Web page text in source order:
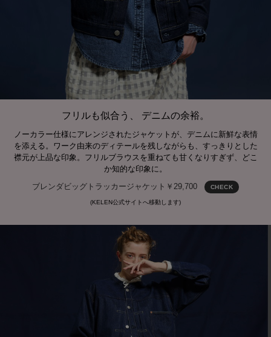
フリルも似合う、 デニムの余裕。
ノーカラー仕様にアレンジされたジャケットが、デニムに新鮮な表情
を添える。ワーク由来のディテールを残しながらも、すっきりとした
襟元が上品な印象。フリルブラウスを重ねても甘くなりすぎず、どこ
か知的な印象に。
ブレンダビッグトラッカージャケット￥29,700
CHECK
(KELEN公式サイトへ移動します)